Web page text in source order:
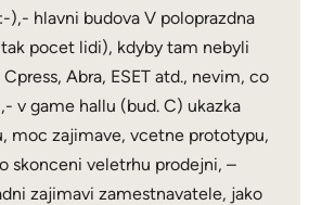
),- hlavni budova V poloprazdna
pocet lidi), kdyby tam nebyli
Abra, ESET atd., nevim, co
v game hallu (bud. C) ukazka
moc zajimave, vcetne prototypu,
skonceni veletrhu prodejni, –
zajimavi zamestnavatele, jako